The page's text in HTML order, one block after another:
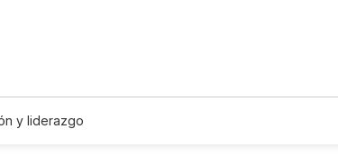
y liderazgo